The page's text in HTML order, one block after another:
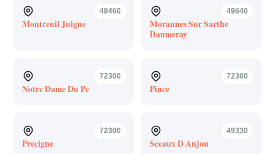
49460
Montreuil Juigne
49640
Morannes Sur Sarthe
Daumeray
72300
Notre Dame Du Pe
72300
Pince
72300
Precigne
49330
Sceaux D Anjou